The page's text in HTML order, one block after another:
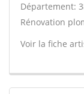
Département:
Rénovation
Voir la fiche